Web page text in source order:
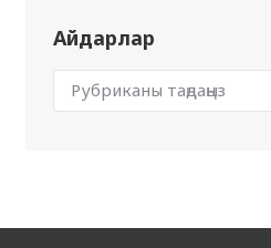
Айдарлар